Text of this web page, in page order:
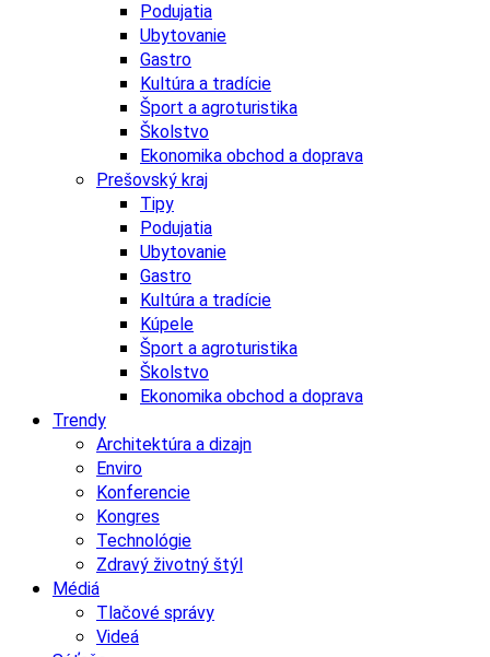
Podujatia
Ubytovanie
Gastro
Kultúra a tradície
Šport a agroturistika
Školstvo
Ekonomika obchod a doprava
Prešovský kraj
Tipy
Podujatia
Ubytovanie
Gastro
Kultúra a tradície
Kúpele
Šport a agroturistika
Školstvo
Ekonomika obchod a doprava
Trendy
Architektúra a dizajn
Enviro
Konferencie
Kongres
Technológie
Zdravý životný štýl
Médiá
Tlačové správy
Videá